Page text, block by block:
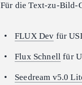
Für die Text-zu-Bild-
FLUX Dev für
Flux Schnell für
Seedream v5.0